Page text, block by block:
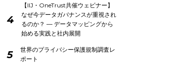
4
【IIJ・OneTrust共催ウェビナー】
なぜ今データガバナンスが重視され
るのか？ ― データマッピングから
始める実践と社内展開
5
世界のプライバシー保護規制調査レ
ポート